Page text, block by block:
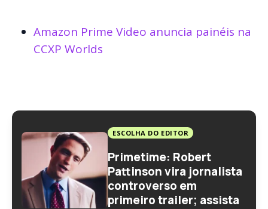
Amazon Prime Video anuncia painéis na
CCXP Worlds
ESCOLHA DO EDITOR
Primetime: Robert
Pattinson vira jornalista
controverso em
primeiro trailer; assista